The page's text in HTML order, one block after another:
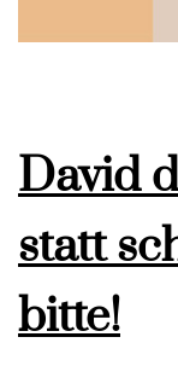
David
statt
bitte!